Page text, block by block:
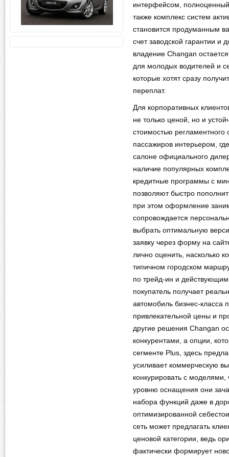
интерфейсом,
также комплекс систем
становится продуманным
счет заводской гарантии и
владение Changan
для молодых водителей и
которые хотят сразу
переплат.
Для корпоративных
не только ценой, но и
стоимостью
пассажиров интерьером,
салоне официального
наличие популярных
кредитные программы с
позволяют быстро
при этом оформление
сопровождается
выбрать оптимальную
заявку через форму на
лично оценить, насколько
типичном городском
по трейд-ин и
покупатель получает
автомобиль бизнес-
привлекательной цены и
другие решения Changan
конкурентами, а опции,
сегменте Plus, здесь
усиливает коммерческую
конкурировать с
уровню оснащения они
набора функций даже в
оптимизированной
сеть может предлагать
ценовой категории, ведь
фактически формирует